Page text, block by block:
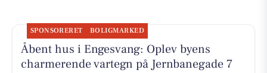
SPONSORERET BOLIGMARKED
Åbent hus i Engesvang: Oplev byens
charmerende vartegn på Jernbanegade 7